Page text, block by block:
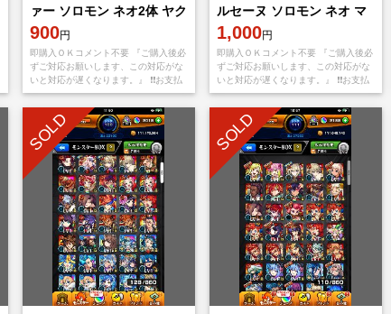
ァー ソロモン ネオ2体 ヤク
モ2体🍎
900円
即購入ＯＫコメント不要 『ご購入後必
ずご対応お願いします、この対応がな
いと対応が遅くなります。』 ❗️❗️お支払
い後、アプリをappStoreもしくは
Googleplayから【捨てメアド
ルセーヌ ソロモン ネオ マ
サムネ2体🍎
1,000円
即購入ＯＫコメント不要 『ご購入後必
ずご対応お願いします、この対応がな
いと対応が遅くなります。』 ❗️❗️お支払
い後、アプリをappStoreもしくは
Googleplayから【捨てメアド
SOLD SOLD